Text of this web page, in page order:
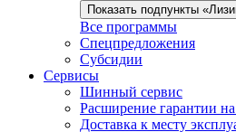
Показать подпункты
Все программы
Спецпредложения
Субсидии
Сервисы
Шинный сервис
Расширение гарантии
Доставка к месту